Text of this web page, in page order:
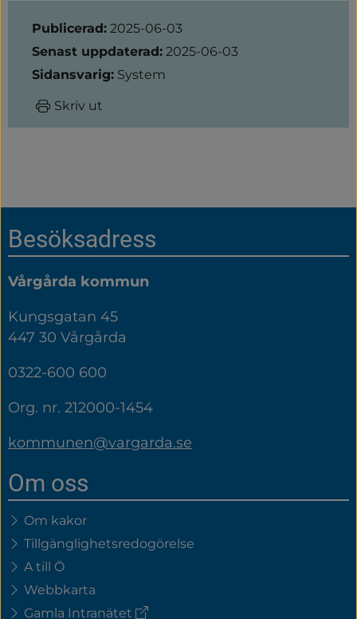
Sidinformation
Publicerad: 2025-06-03
Senast uppdaterad: 2025-06-03
Sidansvarig: System
Skriv ut
Sidfot
Besöksadress
Vårgårda kommun
Kungsgatan 45
447 30 Vårgårda
0322-600 600
Org. nr. 212000-1454
kommunen@vargarda.se
Om oss
Om kakor
Tillgänglighetsredogörelse
A till Ö
Webbkarta
Gamla Intranätet (extern